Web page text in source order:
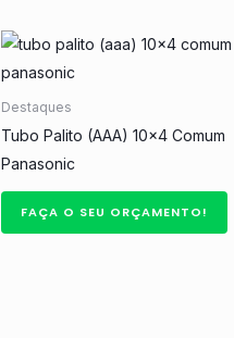
Destaques
Tubo Palito (AAA) 10×4 Comum
Panasonic
FAÇA O SEU ORÇAMENTO!